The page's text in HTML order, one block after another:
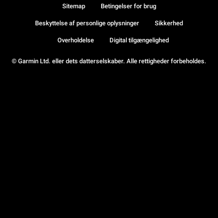
© Garmin Ltd. eller dets datterselskaber. Alle rettigheder forbeholdes.
Sitemap Betingelser for brug
Beskyttelse af personlige oplysninger Sikkerhed
Overholdelse Digital tilgængelighed